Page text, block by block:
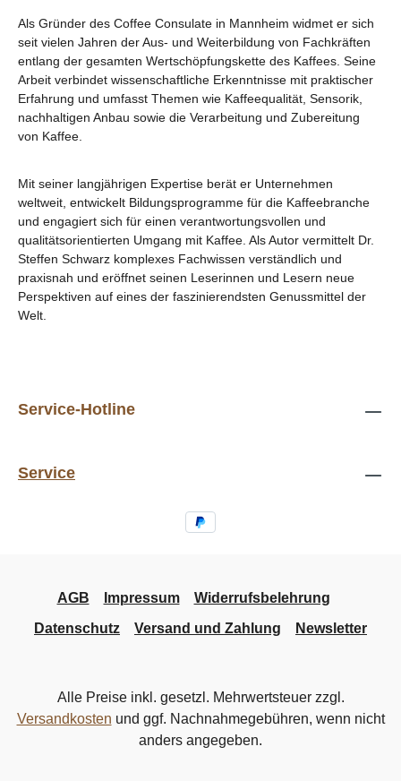
Als Gründer des Coffee Consulate in Mannheim widmet er sich
seit vielen Jahren der Aus- und Weiterbildung von Fachkräften
entlang der gesamten Wertschöpfungskette des Kaffees. Seine
Arbeit verbindet wissenschaftliche Erkenntnisse mit praktischer
Erfahrung und umfasst Themen wie Kaffeequalität, Sensorik,
nachhaltigen Anbau sowie die Verarbeitung und Zubereitung
von Kaffee.
Mit seiner langjährigen Expertise berät er Unternehmen
weltweit, entwickelt Bildungsprogramme für die Kaffeebranche
und engagiert sich für einen verantwortungsvollen und
qualitätsorientierten Umgang mit Kaffee. Als Autor vermittelt Dr.
Steffen Schwarz komplexes Fachwissen verständlich und
praxisnah und eröffnet seinen Leserinnen und Lesern neue
Perspektiven auf eines der faszinierendsten Genussmittel der
Welt.
Service-Hotline
Service
AGB Impressum
Widerrufsbelehrung
Datenschutz
Versand und Zahlung Newsletter
Alle Preise inkl. gesetzl. Mehrwertsteuer zzgl.
Versandkosten und ggf. Nachnahmegebühren, wenn nicht
anders angegeben.